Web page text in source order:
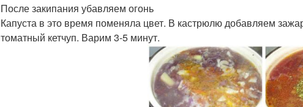
После закипания убавляем огонь
Капуста в это время поменяла цвет. В кастрюлю добавляем
томатный кетчуп. Варим 3-5 минут.